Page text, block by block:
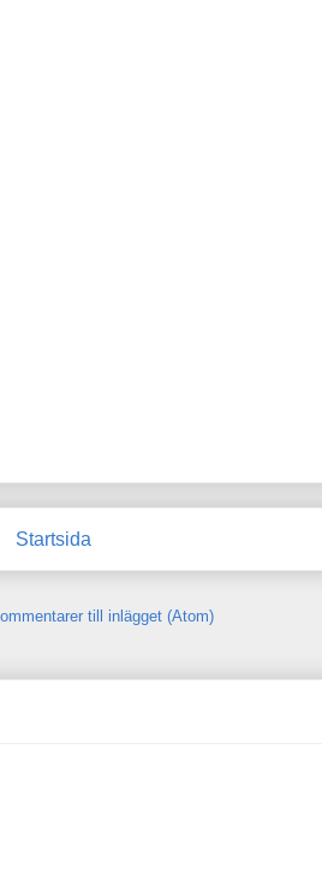
Startsida
till inlägget (Atom)